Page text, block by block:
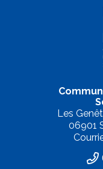
Les
06901